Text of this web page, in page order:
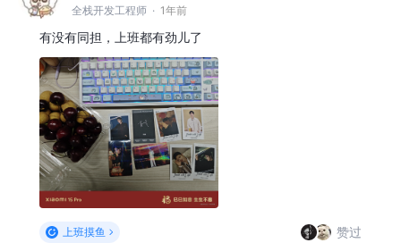
全栈开发工程师 · 1年前
有没有同担，上班都有劲儿了
上班摸鱼 赞过